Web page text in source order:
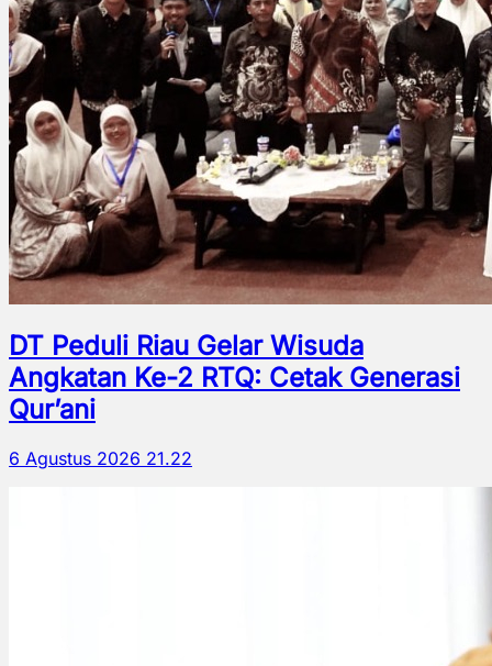
DT Peduli Riau Gelar Wisuda
Angkatan Ke-2 RTQ: Cetak Generasi
Qur’ani
6 Agustus 2026 21.22